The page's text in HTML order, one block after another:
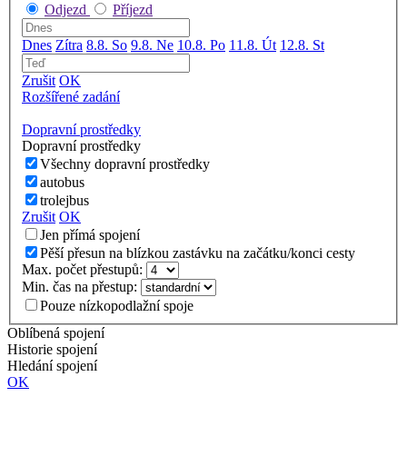
Odjezd
Příjezd
Dnes Zítra 8.8. So 9.8. Ne 10.8. Po 11.8. Út 12.8. St
Zrušit OK
Rozšířené zadání
Dopravní prostředky
Dopravní prostředky
Všechny dopravní prostředky
autobus
trolejbus
Zrušit OK
Jen přímá spojení
Pěší přesun na blízkou zastávku na začátku/konci cesty
Max. počet přestupů:
Min. čas na přestup:
Pouze nízkopodlažní spoje
Oblíbená spojení
Historie spojení
Hledání spojení
OK